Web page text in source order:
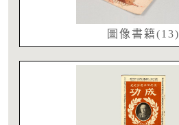
圖像書籍(13)